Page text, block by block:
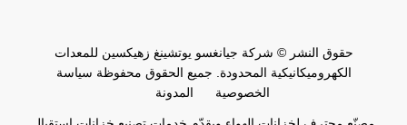
حقوق النشر © شركة جيانغسو يوتشينغ زهيكسين للمعدات
الكهروميكانيكية المحدودة. جميع الحقوق محفوظة سياسة
الخصوصية
المدونة